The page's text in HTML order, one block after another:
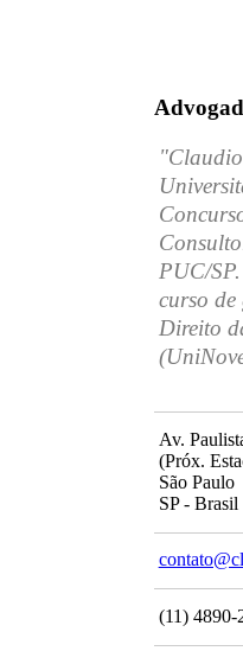
PUC/
curso
Direito
Av.
(Próx.
São Paulo
SP - Brasil
(11) 4890-